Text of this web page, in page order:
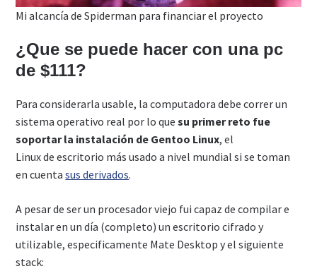
Mi alcancía de Spiderman para financiar el proyecto
¿Que se puede hacer con una pc
de $111?
Para considerarla usable, la computadora debe correr un
sistema operativo real por lo quesu primer reto fue
soportar la instalación de Gentoo Linux, el
Linux de escritorio más usado a nivel mundial si se toman
en cuentasus derivados.
A pesar de ser un procesador viejo fui capaz de compilar e
instalar en un día (completo) un escritorio cifrado y
utilizable, especificamente Mate Desktop y el siguiente
stack: